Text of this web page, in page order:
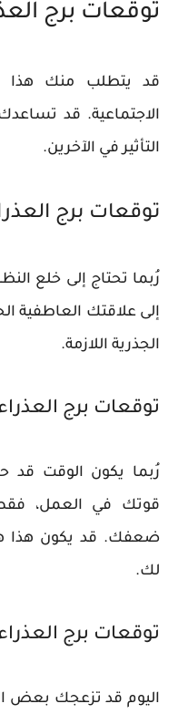
توقعات برج
قد يتطلب منك هذا
الاجتماعية. قد
التأثير في الآخرين.
توقعات برج
رُبما تحتاج إلى خلع
إلى علاقتك العاطفية
الجذرية اللازمة.
توقعات برج
رُبما يكون الوقت قد
قوتك في العمل،
ضعفك. قد يكون هذا
لك.
توقعات برج
اليوم قد تزعجك بعض